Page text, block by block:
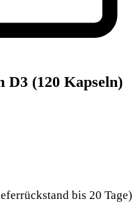
(120 Kapseln)
bis 20 Tage)